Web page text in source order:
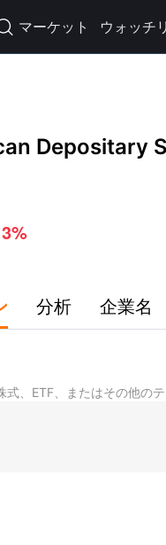
マーケット ウォッチ
Depositary
分析 企業名
、ETF、またはその他の